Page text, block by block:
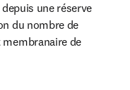
une réserve
du nombre de
de